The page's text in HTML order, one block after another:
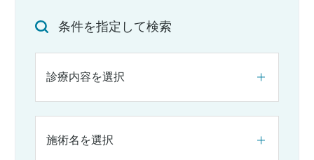
条件を指定して検索
診療内容を選択
施術名を選択